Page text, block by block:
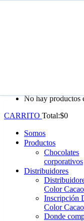
Whatsapp: +57
Envío gratis en
No hay productos
CARRITO Total:$0
Somos
Productos
Chocolates
corporativos
Distribuidores
Color Cacao
Inscripción
Color Cacao
Donde